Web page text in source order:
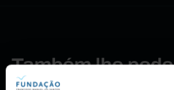
Também lhe pode